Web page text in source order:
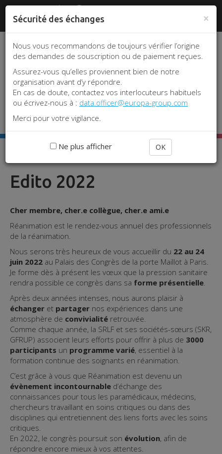
Aller
principal
Sécurité des échanges ×
Nous vous recommandons de toujours vérifier l’origine
des demandes de souscription ou de paiement reçues.
Assurez-vous qu’elles proviennent bien de notre
organisation avant d’y répondre.
En cas de doute, contactez vos interlocuteurs habituels
ou écrivez-nous à : data.officer@europa-group.com
Merci pour votre vigilance.
Ne plus afficher OK
connecte
Edito 2022
Edito 2022
Cher membre, cher.e collègue, cher.e ami.e
Réanimation est le rendez-vous annuel des professionnels
de la réanimation.
Nous serons très heureux de vous accueillir du 22 au 24
juin 2022 au Palais des Congrès de la porte Maillot à Paris.
Je forme dès à présent les vœux que la pression sanitaire
rendra possible ce congrès dans sa forme présentielle.
Après deux années intenses, nous aurons plaisir à
échanger et partager nos expériences dans une
atmosphère de convivialité retrouvée.
Comme chaque année, la SRLF et ses sociétés-sœurs (SKR,
GFRUP) associent leurs efforts pour offrir à plus de 3000
participants un programme varié, essentiel à la
formation continue des soignants en réanimation.
C’est grâce à vous que Réanimation est devenu un
évènement incontournable d’échange des
connaissances pour tous les paramédicaux, médecins,
chercheurs travaillant en soins critiques ou dans des
disciplines qui entretiennent des liens forts avec les soins
critiques.
En 2022, le congrès poursuit son évolution, afin de
répondre encore mieux à vos attentes.
Panneau de gestion des cookies